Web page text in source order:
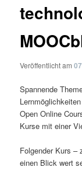
Veröffentlicht am
Spannende
Open Online
Kurse mit einer
Folgender Kurs –
einen Blick wert